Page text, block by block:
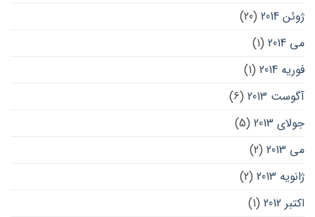
ژوئن 2014
(20)
می 2014
(1)
فوریه 2014
(1)
آگوست 2013
(6)
جولای 2013
(5)
می 2013
(2)
ژانویه 2013
(2)
اکتبر 2012
(1)